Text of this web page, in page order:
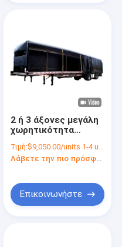
2 ή 3 άξονες μεγάλη
χωρητικότητα
ανθεκτική
οικονομική επιλογή
πλευρική κουρτίνα
σανίδα φορτηγό
Τιμή:$9,050.00/units 1-4 units
Επικοινωνήστε